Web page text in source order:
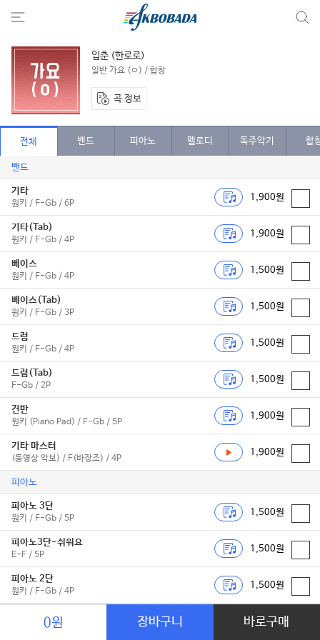
입춘 (한로로)
일반 가요 (ㅇ) / 합창
곡 정보
전체 밴드 피아노 멜로디 독주악기 합
밴드
기타
원키 / F-Gb / 6P
1,900원
기타(Tab)
원키 / F-Gb / 4P
1,900원
베이스
원키 / F-Gb / 4P
1,500원
베이스(Tab)
원키 / F-Gb / 3P
1,500원
드럼
원키 / F-Gb / 4P
1,500원
드럼(Tab)
F-Gb / 2P
1,500원
건반
원키 (Piano Pad) / F-Gb / 5P
1,900원
기타 마스터
(동영상 악보) / F(바장조) / 4P
1,900원
피아노
피아노 3단
원키 / F-Gb / 5P
1,500원
피아노3단-쉬워요
E-F / 5P
1,500원
피아노 2단
원키 / F-Gb / 4P
1,500원
피아노2단-쉬워요
(3단계) / E-F / 4P
1,500원
0원 장바구니 바로구매